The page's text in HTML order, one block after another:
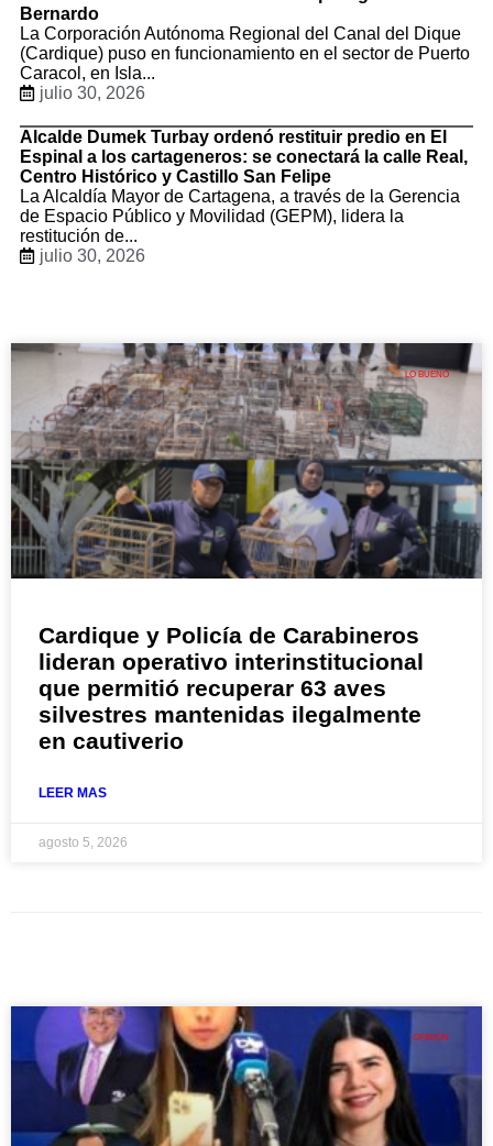
Bernardo
La Corporación Autónoma Regional del Canal del Dique
(Cardique) puso en funcionamiento en el sector de Puerto
Caracol, en Isla...
julio 30, 2026
Alcalde Dumek Turbay ordenó restituir predio en El
Espinal a los cartageneros: se conectará la calle Real,
Centro Histórico y Castillo San Felipe
La Alcaldía Mayor de Cartagena, a través de la Gerencia
de Espacio Público y Movilidad (GEPM), lidera la
restitución de...
julio 30, 2026
LO BUENO
Cardique y Policía de Carabineros
lideran operativo interinstitucional
que permitió recuperar 63 aves
silvestres mantenidas ilegalmente
en cautiverio
LEER MAS
agosto 5, 2026
OPINIÓN